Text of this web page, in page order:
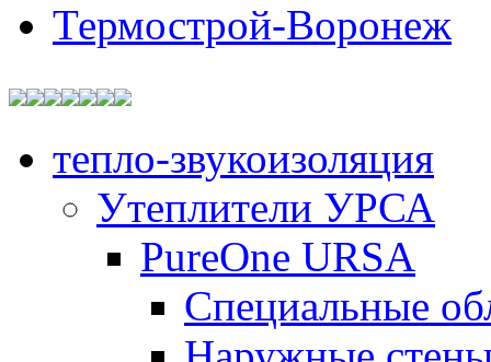
Термострой-Воронеж
тепло-звукоизоляция
Утеплители УРСА
PureOne URSA
Специальные